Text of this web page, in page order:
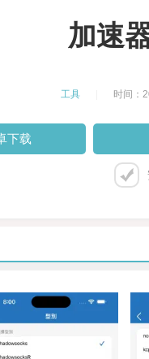
加速
工具 时间：
下载